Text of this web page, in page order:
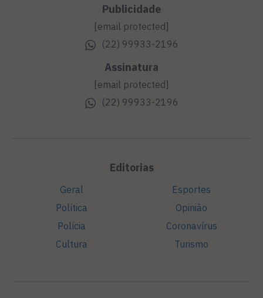
Publicidade
[email protected]
(22) 99933-2196
Assinatura
[email protected]
(22) 99933-2196
Editorias
Geral
Política
Polícia
Cultura
Esportes
Opinião
Coronavírus
Turismo